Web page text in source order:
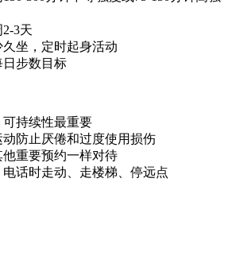
2-3天
久坐，定时起身活动
日步数目标
可持续性最重要
动防止厌倦和过度使用损伤
他重要预约一样对待
电话时走动、走楼梯、停远点